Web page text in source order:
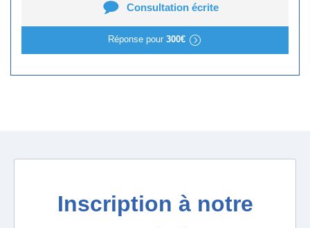
Consultation écrite
Réponse pour 300€